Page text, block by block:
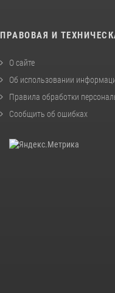
ПРАВОВАЯ И
О сайте
Об использовании
Правила обработки
Сообщить об ошибках